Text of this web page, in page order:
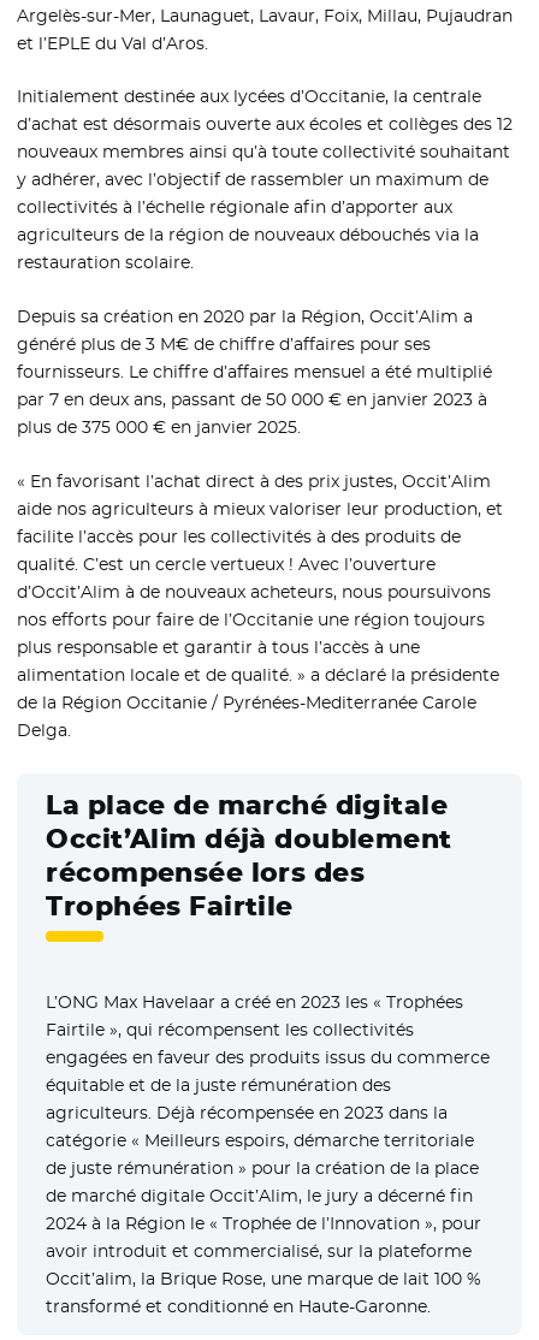
Argelès-sur-Mer, Launaguet, Lavaur, Foix, Millau, Pujaudran
et l’EPLE du Val d’Aros.
Initialement destinée aux lycées d’Occitanie, la centrale
d’achat est désormais ouverte aux écoles et collèges des 12
nouveaux membres ainsi qu’à toute collectivité souhaitant
y adhérer, avec l’objectif de rassembler un maximum de
collectivités à l’échelle régionale afin d’apporter aux
agriculteurs de la région de nouveaux débouchés via la
restauration scolaire.
Depuis sa création en 2020 par la Région, Occit’Alim a
généré plus de 3 M€ de chiffre d’affaires pour ses
fournisseurs. Le chiffre d’affaires mensuel a été multiplié
par 7 en deux ans, passant de 50 000 € en janvier 2023 à
plus de 375 000 € en janvier 2025.
« En favorisant l’achat direct à des prix justes, Occit’Alim
aide nos agriculteurs à mieux valoriser leur production, et
facilite l’accès pour les collectivités à des produits de
qualité. C’est un cercle vertueux ! Avec l’ouverture
d’Occit’Alim à de nouveaux acheteurs, nous poursuivons
nos efforts pour faire de l’Occitanie une région toujours
plus responsable et garantir à tous l’accès à une
alimentation locale et de qualité. » a déclaré la présidente
de la Région Occitanie / Pyrénées-Mediterranée Carole
Delga.
La place de marché digitale
Occit’Alim déjà doublement
récompensée lors des
Trophées Fairtile
L’ONG Max Havelaar a créé en 2023 les « Trophées
Fairtile », qui récompensent les collectivités
engagées en faveur des produits issus du commerce
équitable et de la juste rémunération des
agriculteurs. Déjà récompensée en 2023 dans la
catégorie « Meilleurs espoirs, démarche territoriale
de juste rémunération » pour la création de la place
de marché digitale Occit’Alim, le jury a décerné fin
2024 à la Région le « Trophée de l’Innovation », pour
avoir introduit et commercialisé, sur la plateforme
Occit’alim, la Brique Rose, une marque de lait 100 %
transformé et conditionné en Haute-Garonne.